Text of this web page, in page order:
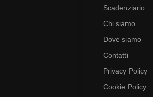
Scadenziario
Chi siamo
Dove siamo
Contatti
Privacy Policy
Cookie Policy